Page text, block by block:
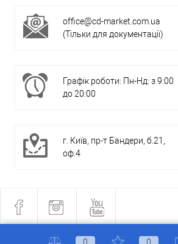
office@cd-market.com.ua
(Тільки для документації)
Графік роботи: Пн-Нд: з 9:00
до 20:00
г. Київ, пр-т Бандери, б.21,
оф.4
0 0